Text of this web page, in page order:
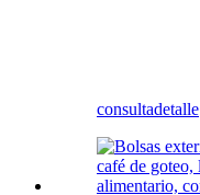
consultadetalle